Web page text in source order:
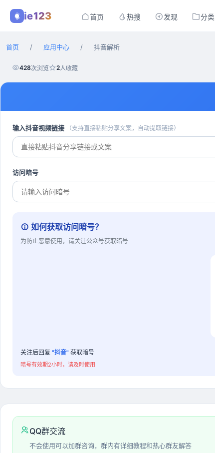
ie123 首页 热搜 发现 分类
首页 / 应用中心 / 抖音解析
428次浏览 2人收藏
输入抖音视频链接 （支持直接粘贴分享文案，自动提取链接）
访问暗号
如何获取访问暗号？
为防止恶意使用，请关注公众号获取暗号
关注后回复 "抖音" 获取暗号
暗号有效期2小时，请及时使用
QQ群交流
不会使用可以加群咨询，群内有详细教程和热心群友解答